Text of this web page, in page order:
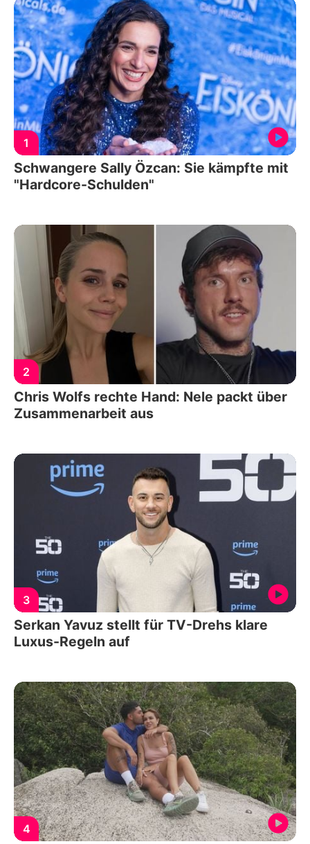
1
Schwangere Sally Özcan: Sie kämpfte mit
"Hardcore-Schulden"
2
Chris Wolfs rechte Hand: Nele packt über
Zusammenarbeit aus
3
Serkan Yavuz stellt für TV-Drehs klare
Luxus-Regeln auf
4